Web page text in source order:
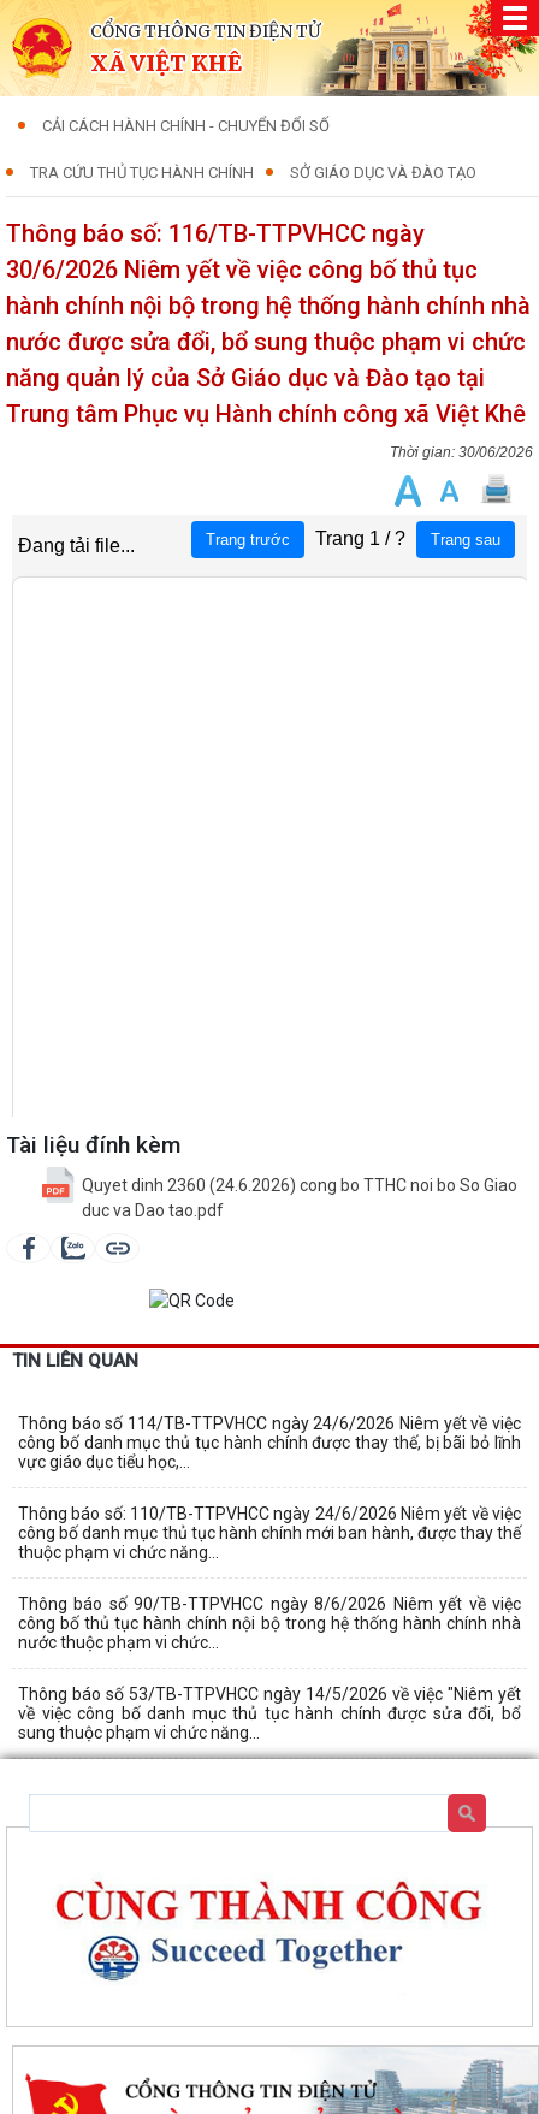
CỔNG THÔNG TIN ĐIỆN TỬ
XÃ VIỆT KHÊ
CẢI CÁCH HÀNH CHÍNH - CHUYỂN ĐỔI SỐ
TRA CỨU THỦ TỤC HÀNH CHÍNH SỞ GIÁO DỤC VÀ ĐÀO TẠO
Thông báo số: 116/TB-TTPVHCC ngày
30/6/2026 Niêm yết về việc công bố thủ tục
hành chính nội bộ trong hệ thống hành chính nhà
nước được sửa đổi, bổ sung thuộc phạm vi chức
năng quản lý của Sở Giáo dục và Đào tạo tại
Trung tâm Phục vụ Hành chính công xã Việt Khê
30/06/2026
Tài liệu đính kèm
Quyet dinh 2360 (24.6.2026) cong bo TTHC noi bo So Giao
duc va Dao tao.pdf
TIN LIÊN QUAN
Thông báo số 114/TB-TTPVHCC ngày 24/6/2026 Niêm yết về việc
công bố danh mục thủ tục hành chính được thay thế, bị bãi bỏ lĩnh
vực giáo dục tiểu học,...
Thông báo số: 110/TB-TTPVHCC ngày 24/6/2026 Niêm yết về việc
công bố danh mục thủ tục hành chính mới ban hành, được thay thế
thuộc phạm vi chức năng...
Thông báo số 90/TB-TTPVHCC ngày 8/6/2026 Niêm yết về việc
công bố thủ tục hành chính nội bộ trong hệ thống hành chính nhà
nước thuộc phạm vi chức...
Thông báo số 53/TB-TTPVHCC ngày 14/5/2026 về việc "Niêm yết
về việc công bố danh mục thủ tục hành chính được sửa đổi, bổ
sung thuộc phạm vi chức năng...